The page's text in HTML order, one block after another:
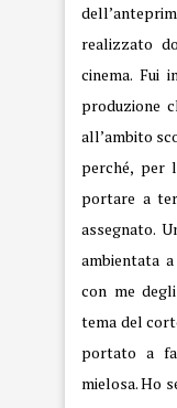
realizzato
cinema. Fui
produzione
all’ambito
perché, per
portare a
assegnato.
ambientata
con me
tema del
portato a
mielosa. Ho